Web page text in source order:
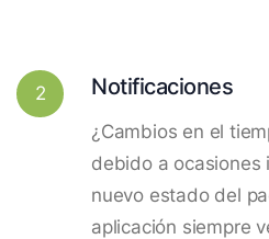
2 Notificaciones
¿Cambios en el
debido a ocasiones
nuevo estado del
aplicación siempre